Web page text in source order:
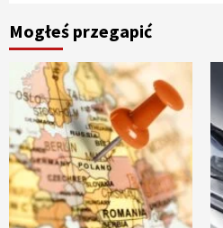
Mogłeś przegapić